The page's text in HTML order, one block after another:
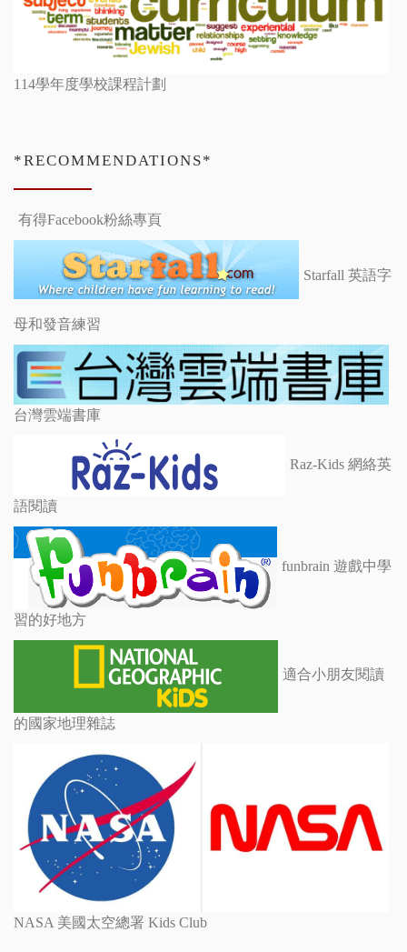
114學年度學校課程計劃
*RECOMMENDATIONS*
有得Facebook粉絲專頁
Starfall 英語字
母和發音練習
台灣雲端書庫
Raz-Kids 網絡英
語閱讀
funbrain 遊戲中學
習的好地方
適合小朋友閱讀
的國家地理雜誌
NASA 美國太空總署 Kids Club